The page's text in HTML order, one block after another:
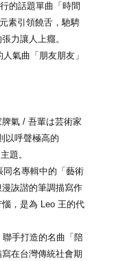
的話題單曲「時間
素引領饒舌，馳騁
力讓人上癮。
氣曲「朋友朋友」
氣 / 吾輩は芸術家
以呼聲極高的
題。
同名專輯中的「藝術
詼諧的筆調描寫作
，是為 Leo 王的代
手打造的名曲「陪
在台灣傳統社會期